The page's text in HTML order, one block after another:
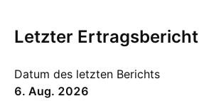
Letzter Ertragsbericht
Datum des letzten Berichts
6. Aug. 2026